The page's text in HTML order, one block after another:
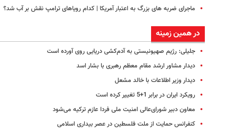
ماجرای ضربه های بزرگ به اعتبار آمریکا | کدام رویاهای ترامپ نقش بر آب شد؟
در همین زمینه
جلیلی: رژیم صهیونیستی به آدم‌کشی دریایی روی آورده است
دیدار مشاور ارشد مقام معظم رهبری با بشار اسد
دیدار وزیر اطلاعات با خالد مشعل
رویکرد ایران در برابر 1+5 تغییر کرده است
معاون دبیر شورای‌عالی امنیت ملی فردا عازم ترکیه می‌شود
کنفرانس حمایت از ملت فلسطین در عصر بیداری اسلامی